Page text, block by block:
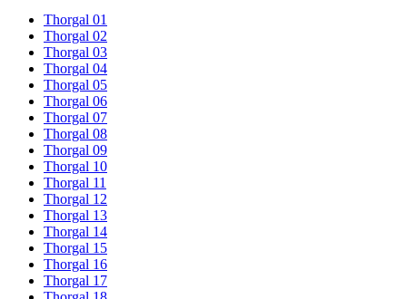
Thorgal 01
Thorgal 02
Thorgal 03
Thorgal 04
Thorgal 05
Thorgal 06
Thorgal 07
Thorgal 08
Thorgal 09
Thorgal 10
Thorgal 11
Thorgal 12
Thorgal 13
Thorgal 14
Thorgal 15
Thorgal 16
Thorgal 17